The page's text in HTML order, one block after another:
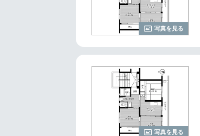
写真を見る
写真を見る